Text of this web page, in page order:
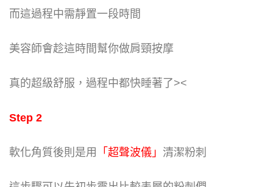
而這過程中需靜置一段時間
美容師會趁這時間幫你做肩頸按摩
真的超級舒服，過程中都快睡著了><
Step 2
軟化角質後則是用 「 超聲波儀」 清潔粉刺